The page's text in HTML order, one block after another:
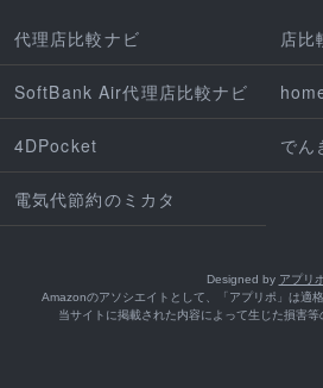
代理店比較ナビ 店比
SoftBank Air代理店比較ナビ
4DPocket でん
電気代節約のミカタ
Designed by アプリ
Amazonのアソシエイトとして、「アプリポ」は適
当サイトに掲載された内容によって生じた損害等